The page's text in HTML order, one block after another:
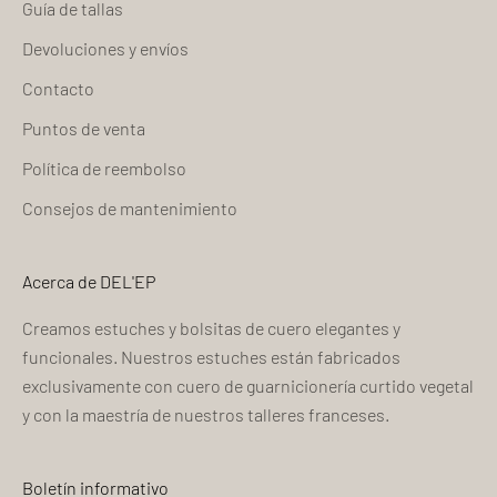
Guía de tallas
Devoluciones y envíos
Contacto
Puntos de venta
Política de reembolso
Consejos de mantenimiento
Acerca de DEL'EP
Creamos estuches y bolsitas de cuero elegantes y
funcionales. Nuestros estuches están fabricados
exclusivamente con cuero de guarnicionería curtido vegetal
y con la maestría de nuestros talleres franceses.
Boletín informativo